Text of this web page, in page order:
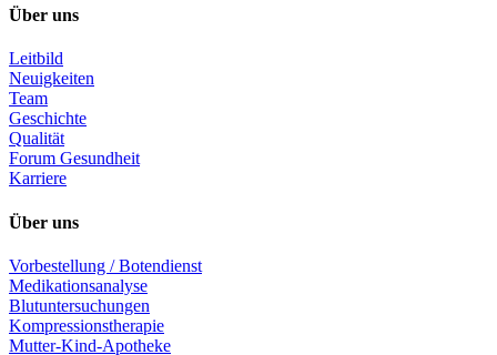
Über uns
Leitbild
Neuigkeiten
Team
Geschichte
Qualität
Forum Gesundheit
Karriere
Über uns
Vorbestellung / Botendienst
Medikationsanalyse
Blutuntersuchungen
Kompressionstherapie
Mutter-Kind-Apotheke